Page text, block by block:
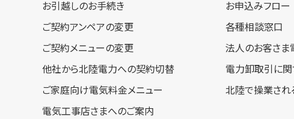
お引越しのお手続き
ご契約アンペアの変更
ご契約メニューの変更
他社から北陸電力への契約切替
ご家庭向け電気料金メニュー
電気工事店さまへのご案内
お申込みフロー
各種相談窓口
法人のお客さま
電力卸取引に関
北陸で操業され